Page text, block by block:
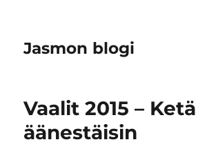
Jasmon blogi
Vaalit 2015 – Ketä
äänestäisin